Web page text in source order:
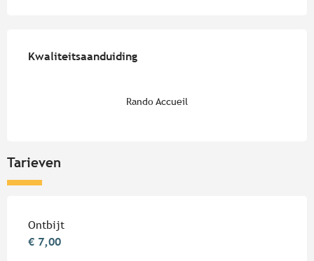
Kwaliteitsaanduiding
Kwaliteitsaanduiding
Rando Accueil
Tarieven
Tarieven 2026
Ontbijt
€ 7,00